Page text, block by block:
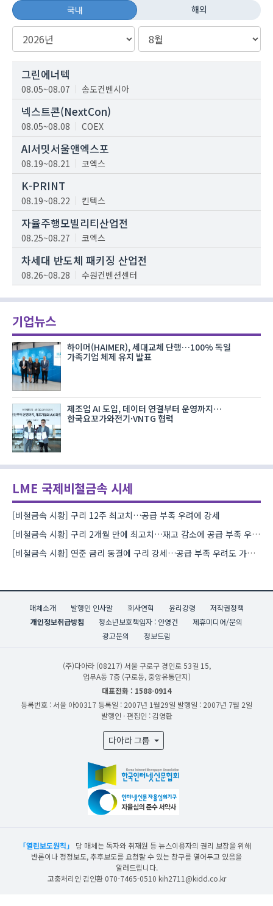
국내 해외
그린에너텍
08.05~08.07 송도컨벤시아
넥스트콘(NextCon)
08.05~08.08 COEX
AI서밋서울앤엑스포
08.19~08.21 코엑스
K-PRINT
08.19~08.22 킨텍스
자율주행모빌리티산업전
08.25~08.27 코엑스
차세대 반도체 패키징 산업전
08.26~08.28 수원컨벤션센터
기업뉴스
하이머(HAIMER), 세대교체 단행…100% 독일
가족기업 체제 유지 발표
제조업 AI 도입, 데이터 연결부터 운영까지…
한국요꼬가와전기·VNTG 협력
LME 국제비철금속 시세
[비철금속 시황] 구리 12주 최고치…공급 부족 우려에 강세
[비철금속 시황] 구리 2개월 만에 최고치…재고 감소에 공급 부족 우려 확대
[비철금속 시황] 연준 금리 동결에 구리 강세…공급 부족 우려도 가격 지지
매체소개 발행인 인사말 회사연혁 윤리강령
저작권정책
개인정보취급방침
청소년보호책임자 : 안영건
제휴미디어/문의
광고문의
정보드림
(주)다아라 (08217) 서울 구로구 경인로 53길 15,
업무A동 7층 (구로동, 중앙유통단지)
대표전화 : 1588-0914
등록번호 : 서울 아00317 등록일 : 2007년 1월29일 발행일 : 2007년 7월 2일
발행인 · 편집인 : 김영환
다아라 그룹
「열린보도원칙」
당 매체는 독자와 취재원 등 뉴스이용자의 권리 보장을 위해
반론이나 정정보도, 추후보도를 요청할 수 있는 창구를 열어두고 있음을
알려드립니다.
고충처리인 김인환 070-7465-0510 kih2711@kidd.co.kr